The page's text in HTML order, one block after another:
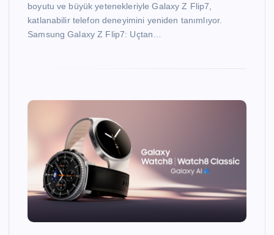
boyutu ve büyük yetenekleriyle Galaxy Z Flip7,
katlanabilir telefon deneyimini yeniden tanımlıyor.
Samsung Galaxy Z Flip7: Uçtan…